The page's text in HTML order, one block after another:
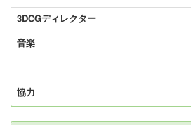
3DCGディレクター
音楽
協力